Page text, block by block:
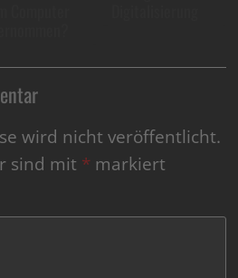
wird nicht veröffentlicht.
sind mit * markiert